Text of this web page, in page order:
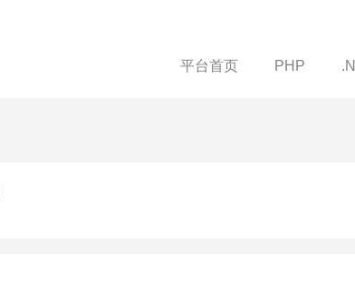
平台首页 PHP